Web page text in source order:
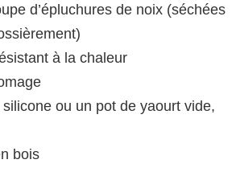
d’épluchures de noix (séchées
à la chaleur
ou un pot de yaourt vide,
bois